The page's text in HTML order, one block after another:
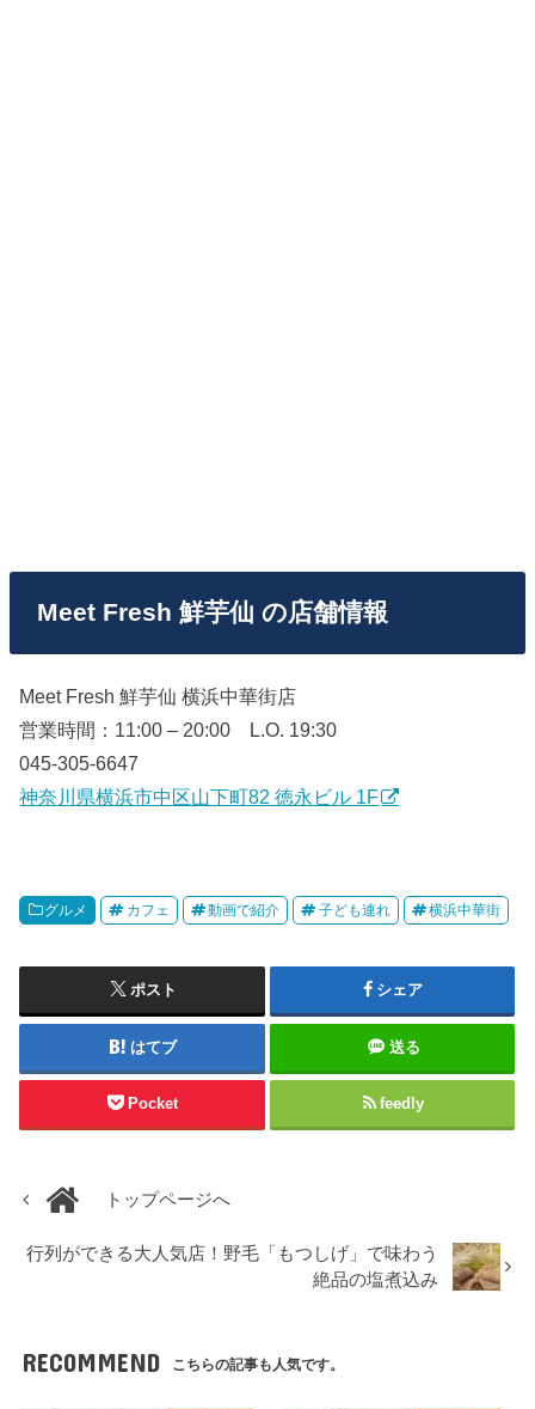
Meet Fresh 鮮芋仙 の店舗情報
Meet Fresh 鮮芋仙 横浜中華街店
営業時間：11:00 – 20:00 L.O. 19:30
045-305-6647
神奈川県横浜市中区山下町82 徳永ビル 1F
グルメ カフェ 動画で紹介 子ども連れ 横浜中華街
ポスト シェア
はてブ 送る
Pocket feedly
トップページへ
行列ができる大人気店！野毛「もつしげ」で味わう
絶品の塩煮込み
RECOMMEND こちらの記事も人気です。